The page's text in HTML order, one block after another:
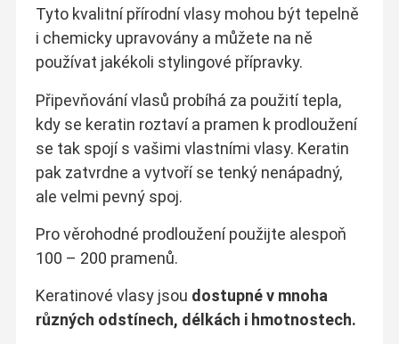
Tyto kvalitní přírodní vlasy mohou být tepelně
i chemicky upravovány a můžete na ně
používat jakékoli stylingové přípravky.
Připevňování vlasů probíhá za použití tepla,
kdy se keratin roztaví a pramen k prodloužení
se tak spojí s vašimi vlastními vlasy. Keratin
pak zatvrdne a vytvoří se tenký nenápadný,
ale velmi pevný spoj.
Pro věrohodné prodloužení použijte alespoň
100 – 200 pramenů.
Keratinové vlasy jsou dostupné v mnoha
různých odstínech, délkách i hmotnostech.